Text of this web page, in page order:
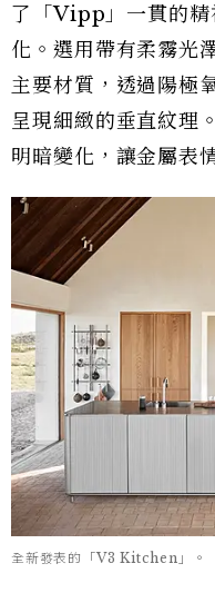
了「Vipp」一貫的精
化。選用帶有柔霧
主要材質，透過陽極
呈現細緻的垂直紋理
明暗變化，讓金屬表
全新發表的「V3 Kitchen」。